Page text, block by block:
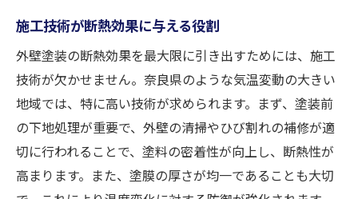
塗装のメンテナンスで持続可能性を維持す
る
地域社会と共に進化する省エネ住宅
外壁塗装が与える長期的な経済効果
環境負荷を減らすための外壁塗装の選び方
持続可能な未来を築くための塗装戦略
施工技術が断熱効果に与える役割
外壁塗装の断熱効果を最大限に引き出すためには、施工
技術が欠かせません。奈良県のような気温変動の大きい
地域では、特に高い技術が求められます。まず、塗装前
の下地処理が重要で、外壁の清掃やひび割れの補修が適
切に行われることで、塗料の密着性が向上し、断熱性が
高まります。また、塗膜の厚さが均一であることも大切